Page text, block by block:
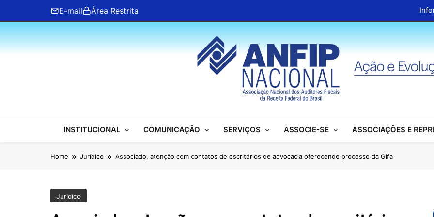
content
E-mail Área Restrita
ANFIP Nacional recebe visita da superintendente
Preparativos para o XIX Encontro
Almoço em homenagem ao Dia
Preparativos para o XIX Encontro
Almoço em homenagem ao Dia
ANFIP Nacional
INSTITUCIONAL COMUNICAÇÃO SERVIÇOS ASSOCIE-SE ASSOCIAÇÕES E
Home Jurídico Associado, atenção com contatos de escritórios de advocacia oferecendo processo da Gifa
Jurídico